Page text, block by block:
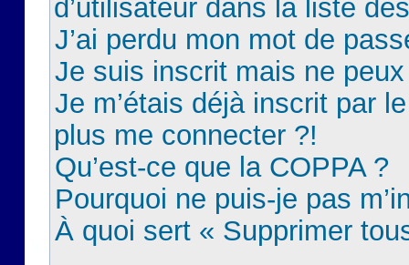
d’utilisateur dans la liste
J’ai perdu mon mot de
Je suis inscrit mais ne
Je m’étais déjà inscrit par
plus me connecter ?!
Qu’est-ce que la COPPA ?
Pourquoi ne puis-je pas
À quoi sert « Supprimer